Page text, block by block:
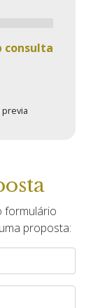
consulta
formulário
proposta: